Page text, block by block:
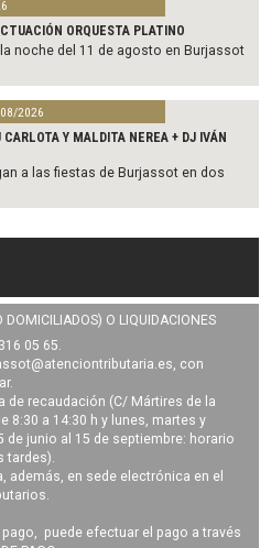
ORQUESTA PLATINO
noche del 11 de agosto en Burjassot
2026
Y MALDITA NEREA + DJ IVÁN
a las fiestas de Burjassot en dos
DOMICILIADOS) O LIQUIDACIONES
05 65.
, con
de recaudación (C/ Mártires de la
8:30 a 14:30 h y lunes, martes y
de junio al 15 de septiembre: horario
tardes).
además, en sede electrónica en el
puede efectuar el pago a través